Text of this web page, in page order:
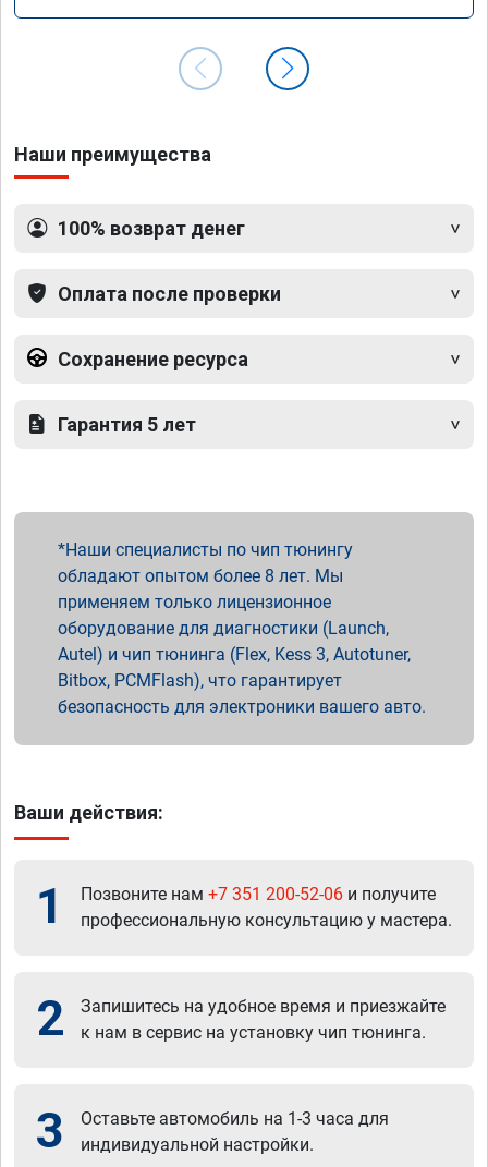
Наши преимущества
100% возврат денег
Оплата после проверки
Сохранение ресурса
Гарантия 5 лет
Наши специалисты по чип тюнингу
обладают опытом более 8 лет. Мы
применяем только лицензионное
оборудование для диагностики (Launch,
Autel) и чип тюнинга (Flex, Kess 3, Autotuner,
Bitbox, PCMFlash), что гарантирует
безопасность для электроники вашего авто.
Ваши действия:
1 Позвоните нам +7 351 200-52-06 и получите
профессиональную консультацию у мастера.
2
Запишитесь на удобное время и приезжайте
к нам в сервис на установку чип тюнинга.
3
Оставьте автомобиль на 1-3 часа для
индивидуальной настройки.